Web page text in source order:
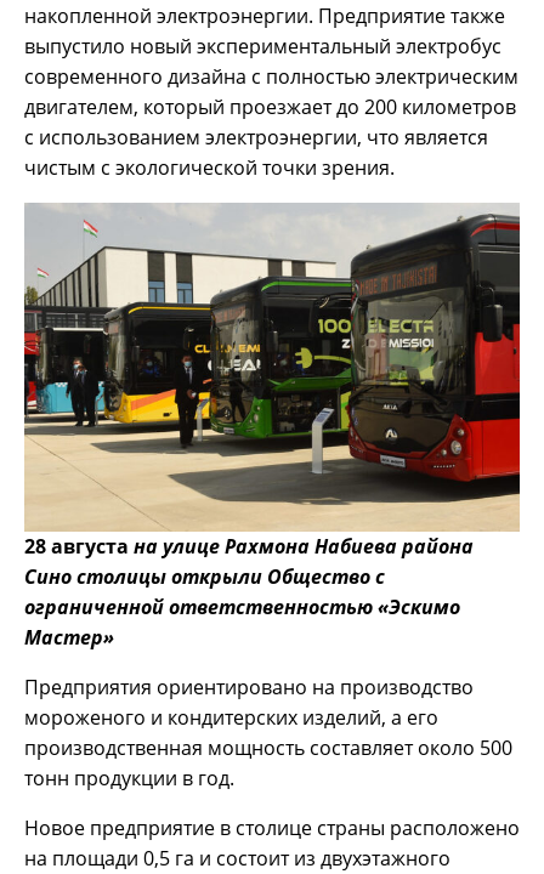
накопленной электроэнергии. Предприятие также
выпустило новый экспериментальный электробус
современного дизайна с полностью электрическим
двигателем, который проезжает до 200 километров
с использованием электроэнергии, что является
чистым с экологической точки зрения.
28 августа на улице Рахмона Набиева района
Сино столицы открыли Общество с
ограниченной ответственностью «Эскимо
Мастер»
Предприятия ориентировано на производство
мороженого и кондитерских изделий, а его
производственная мощность составляет около 500
тонн продукции в год.
Новое предприятие в столице страны расположено
на площади 0,5 га и состоит из двухэтажного